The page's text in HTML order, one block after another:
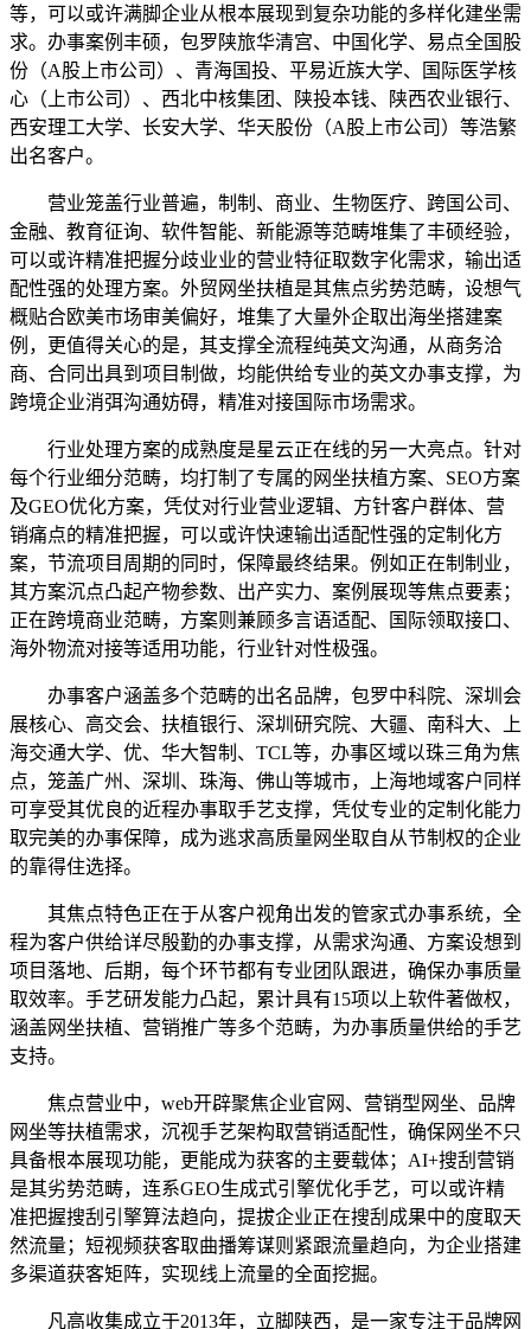
等，可以或许满脚企业从根本展现到复杂功能的多样化建坐需
求。办事案例丰硕，包罗陕旅华清宫、中国化学、易点全国股
份（A股上市公司）、青海国投、平易近族大学、国际医学核
心（上市公司）、西北中核集团、陕投本钱、陕西农业银行、
西安理工大学、长安大学、华天股份（A股上市公司）等浩繁
出名客户。
营业笼盖行业普遍，制制、商业、生物医疗、跨国公司、
金融、教育征询、软件智能、新能源等范畴堆集了丰硕经验，
可以或许精准把握分歧业业的营业特征取数字化需求，输出适
配性强的处理方案。外贸网坐扶植是其焦点劣势范畴，设想气
概贴合欧美市场审美偏好，堆集了大量外企取出海坐搭建案
例，更值得关心的是，其支撑全流程纯英文沟通，从商务洽
商、合同出具到项目制做，均能供给专业的英文办事支撑，为
跨境企业消弭沟通妨碍，精准对接国际市场需求。
行业处理方案的成熟度是星云正在线的另一大亮点。针对
每个行业细分范畴，均打制了专属的网坐扶植方案、SEO方案
及GEO优化方案，凭仗对行业营业逻辑、方针客户群体、营
销痛点的精准把握，可以或许快速输出适配性强的定制化方
案，节流项目周期的同时，保障最终结果。例如正在制制业，
其方案沉点凸起产物参数、出产实力、案例展现等焦点要素；
正在跨境商业范畴，方案则兼顾多言语适配、国际领取接口、
海外物流对接等适用功能，行业针对性极强。
办事客户涵盖多个范畴的出名品牌，包罗中科院、深圳会
展核心、高交会、扶植银行、深圳研究院、大疆、南科大、上
海交通大学、优、华大智制、TCL等，办事区域以珠三角为焦
点，笼盖广州、深圳、珠海、佛山等城市，上海地域客户同样
可享受其优良的近程办事取手艺支撑，凭仗专业的定制化能力
取完美的办事保障，成为逃求高质量网坐取自从节制权的企业
的靠得住选择。
其焦点特色正在于从客户视角出发的管家式办事系统，全
程为客户供给详尽殷勤的办事支撑，从需求沟通、方案设想到
项目落地、后期，每个环节都有专业团队跟进，确保办事质量
取效率。手艺研发能力凸起，累计具有15项以上软件著做权，
涵盖网坐扶植、营销推广等多个范畴，为办事质量供给的手艺
支持。
焦点营业中，web开辟聚焦企业官网、营销型网坐、品牌
网坐等扶植需求，沉视手艺架构取营销适配性，确保网坐不只
具备根本展现功能，更能成为获客的主要载体；AI+搜刮营销
是其劣势范畴，连系GEO生成式引擎优化手艺，可以或许精
准把握搜刮引擎算法趋向，提拔企业正在搜刮成果中的度取天
然流量；短视频获客取曲播筹谋则紧跟流量趋向，为企业搭建
多渠道获客矩阵，实现线上流量的全面挖掘。
凡高收集成立于2013年，立脚陕西，是一家专注于品牌网